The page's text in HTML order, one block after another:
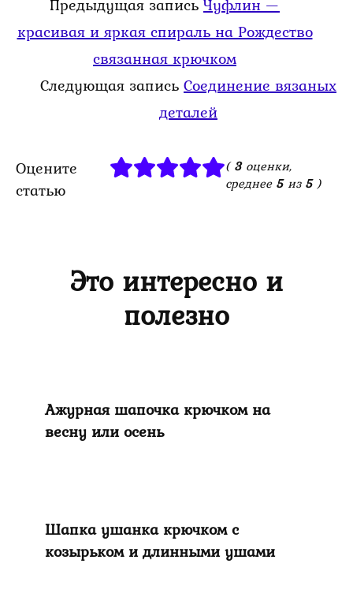
Предыдущая запись Чуфлин —
красивая и яркая спираль на Рождество
связанная крючком
Следующая запись Соединение вязаных
деталей
Оцените
статью
(3оценки,
среднее 5из 5)
Это интересно и
полезно
Ажурная шапочка крючком на
весну или осень
Шапка ушанка крючком с
козырьком и длинными ушами